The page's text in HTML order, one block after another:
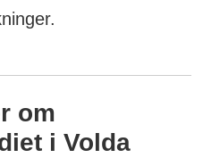
om
i Volda